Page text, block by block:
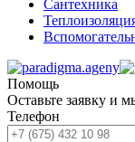
Сантехника
Помощь
Оставьте заявку и
Телефон